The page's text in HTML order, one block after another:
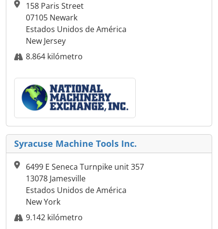
158 Paris Street
07105 Newark
Estados Unidos de América
New Jersey
8.864 kilómetro
Syracuse Machine Tools Inc.
6499 E Seneca Turnpike unit 357
13078 Jamesville
Estados Unidos de América
New York
9.142 kilómetro